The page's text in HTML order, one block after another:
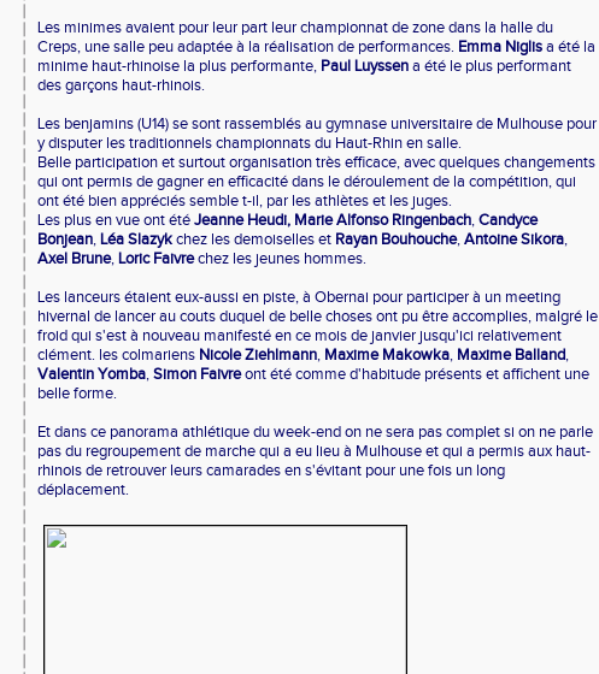
Les minimes avaient pour leur part leur championnat de zone dans la halle du
Creps, une salle peu adaptée à la réalisation de performances. Emma Niglisa été la
minime haut-rhinoise la plus performante, Paul Luyssena été le plus performant
des garçons haut-rhinois.
Les benjamins (U14) se sont rassemblés au gymnase universitaire de Mulhouse pour
y disputer les traditionnels championnats du Haut-Rhin en salle.
Belle participation et surtout organisation très efficace, avec quelques changements
qui ont permis de gagner en efficacité dans le déroulement de la compétition, qui
ont été bien appréciés semble t-il, par les athlètes et les juges.
Les plus en vue ont étéJeanne Heudi, Marie Alfonso Ringenbach,Candyce
Bonjean, Léa Slazykchez les demoiselles et Rayan Bouhouche,Antoine Sikora,
Axel Brune, Loric Faivrechez les jeunes hommes.
Les lanceurs étaient eux-aussi en piste, à Obernai pour participer à un meeting
hivernal de lancer au couts duquel de belle choses ont pu être accomplies, malgré le
froid qui s'est à nouveau manifesté en ce mois de janvier jusqu'ici relativement
clément. les colmariens Nicole Ziehlmann, Maxime Makowka, Maxime Balland,
Valentin Yomba,Simon Faivreont été comme d'habitude présents et affichent une
belle forme.
Et dans ce panorama athlétique du week-end on ne sera pas complet si on ne parle
pas du regroupement de marche qui a eu lieu à Mulhouse et qui a permis aux haut-
rhinois de retrouver leurs camarades en s'évitant pour une fois un long
déplacement.